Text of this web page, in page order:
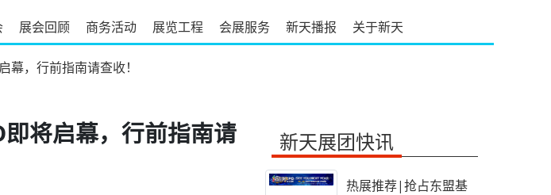
展会回顾 商务活动 展览工程 会展服务 新天播报 关于新天
幕，行前指南请查收！
将启幕，行前指南请
新天展团快讯
热展推荐|抢占东盟基